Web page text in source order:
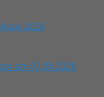
am 07.08.2026